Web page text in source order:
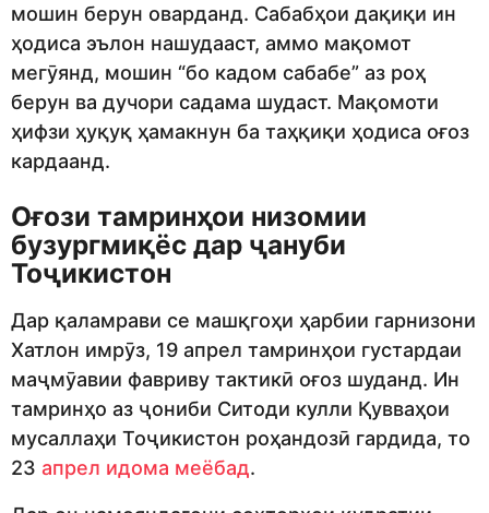
мошин берун оварданд. Сабабҳои дақиқи ин
ҳодиса эълон нашудааст, аммо мақомот
мегӯянд, мошин “бо кадом сабабе” аз роҳ
берун ва дучори садама шудаст. Мақомоти
ҳифзи ҳуқуқ ҳамакнун ба таҳқиқи ҳодиса оғоз
кардаанд.
Оғози тамринҳои низомии
бузургмиқёс дар ҷануби
Тоҷикистон
Дар қаламрави се машқгоҳи ҳарбии гарнизони
Хатлон имрӯз, 19 апрел тамринҳои густардаи
маҷмӯавии фавриву тактикӣ оғоз шуданд. Ин
тамринҳо аз ҷониби Ситоди кулли Қувваҳои
мусаллаҳи Тоҷикистон роҳандозӣ гардида, то
23 апрел идома меёбад.